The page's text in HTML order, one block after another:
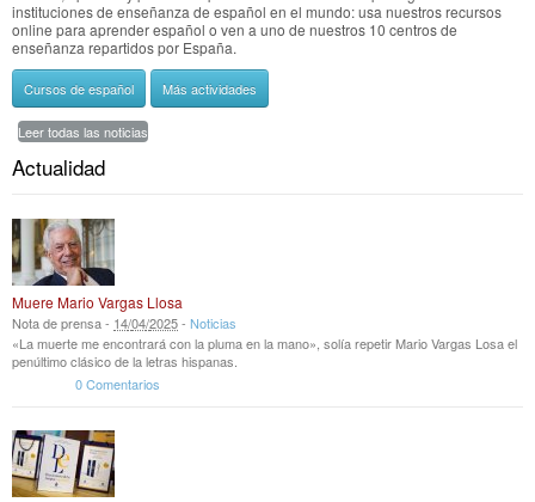
instituciones de enseñanza de español en el mundo: usa nuestros recursos
online para aprender español o ven a uno de nuestros 10 centros de
enseñanza repartidos por España.
Cursos de español Más actividades
Leer todas las noticias
Actualidad
Muere Mario Vargas Llosa
Nota de prensa - 14/04/2025- Noticias
«La muerte me encontrará con la pluma en la mano», solía repetir Mario Vargas Losa el
penúltimo clásico de la letras hispanas.
0 Comentarios